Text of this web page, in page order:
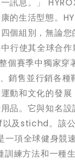
訊息。」
生活型態。
個組別，無論
行使其全球合
個賽季中獨家
銷售並行銷各
和文化的發展
品。它與知名
及stichd。該
項全球健身競
練方法和一種